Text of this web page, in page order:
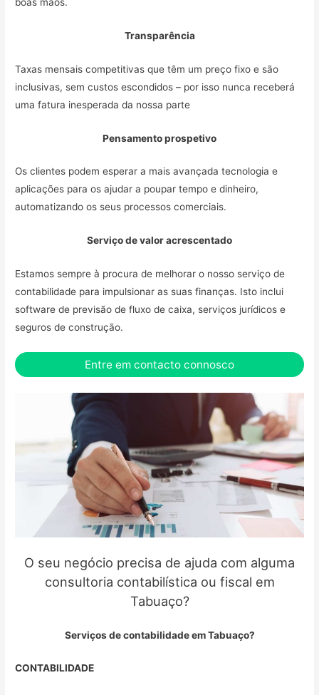
Transparência
Taxas mensais competitivas que têm um preço fixo e são
inclusivas, sem custos escondidos – por isso nunca receberá
uma fatura inesperada da nossa parte
Pensamento prospetivo
Os clientes podem esperar a mais avançada tecnologia e
aplicações para os ajudar a poupar tempo e dinheiro,
automatizando os seus processos comerciais.
Serviço de valor acrescentado
Estamos sempre à procura de melhorar o nosso serviço de
contabilidade para impulsionar as suas finanças. Isto inclui
software de previsão de fluxo de caixa, serviços jurídicos e
seguros de construção.
Entre em contacto connosco
O seu negócio precisa de ajuda com alguma
consultoria contabilística ou fiscal em
Tabuaço?
Serviços de contabilidade em Tabuaço?
CONTABILIDADE